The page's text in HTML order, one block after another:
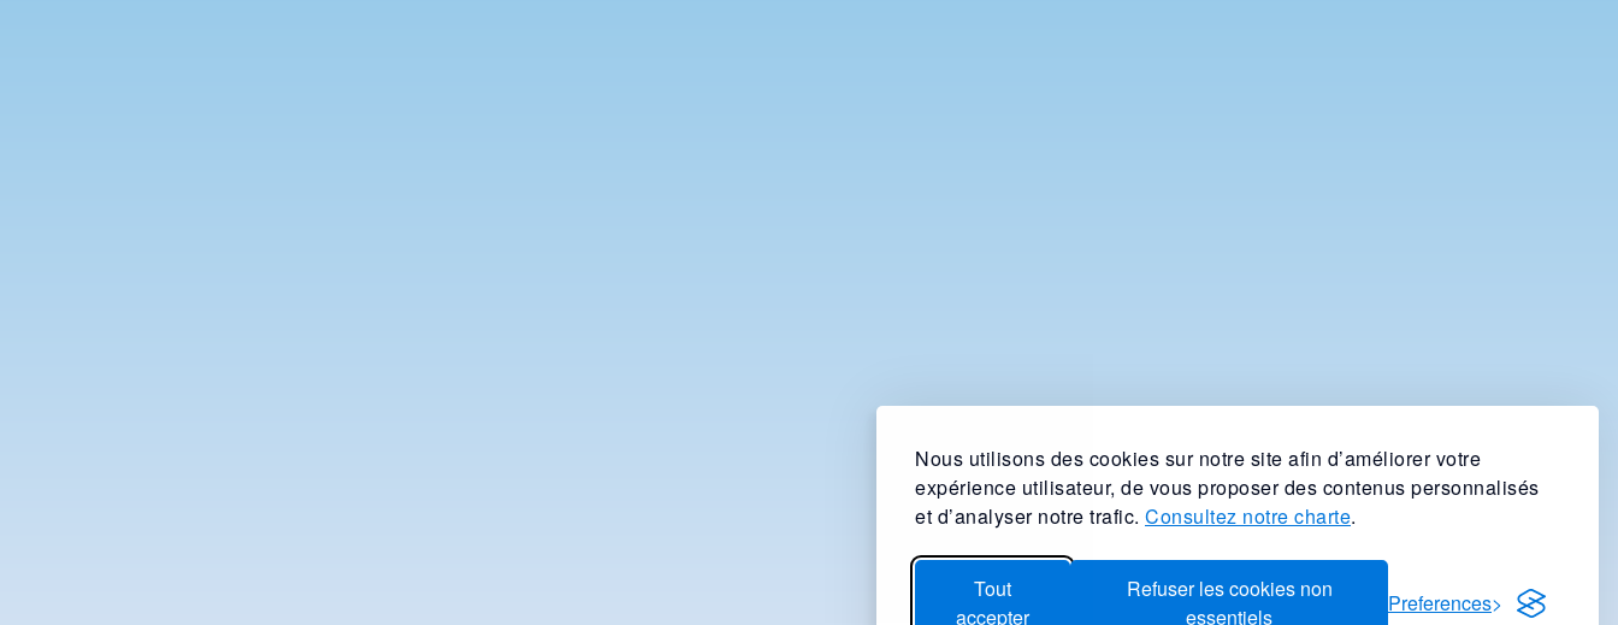
Nous utilisons des cookies sur notre site afin d’améliorer votre
expérience utilisateur, de vous proposer des contenus personnalisés
et d’analyser notre trafic. Consultez notre charte.
Tout
accepter
Refuser les cookies non
essentiels
Preferences